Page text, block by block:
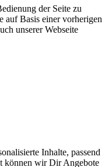
der Seite zu
auf Basis einer vorherigen
unserer Webseite
Inhalte, passend
können wir Dir Angebote